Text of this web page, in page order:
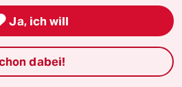
Wertschöpfungsketten
der sozialen
Auch ausgebeutete
Rechtsmittel nutzen.
alle Unternehmen mit
Ja, ich will
dabei!